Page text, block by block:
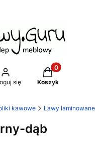
się
Produkty w
Koszyk
kawowe Ławy laminowane
dąb